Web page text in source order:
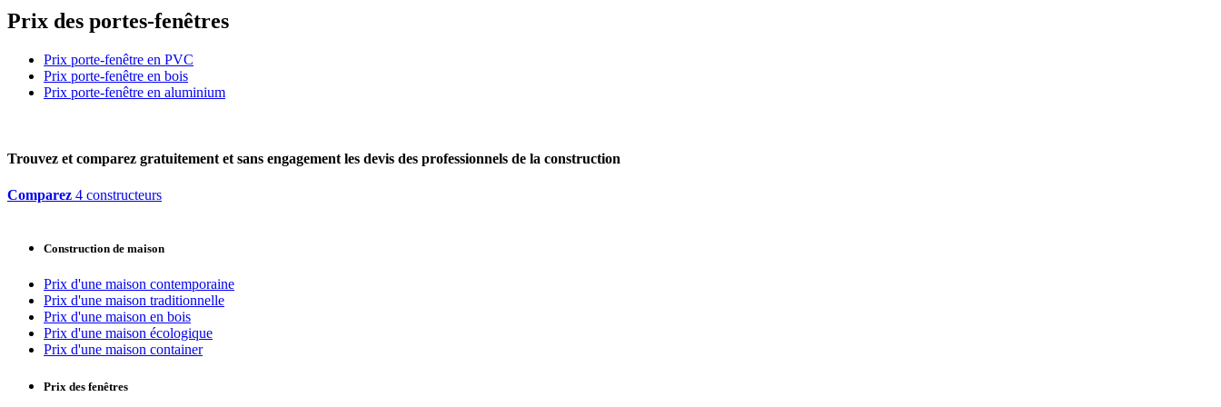
Prix des portes-fenêtres
Prix porte-fenêtre en PVC
Prix porte-fenêtre en bois
Prix porte-fenêtre en aluminium
Trouvez et comparez gratuitement et sans engagement les devis des professionnels de la construction
Comparez 4 constructeurs
Construction de maison
Prix d'une maison contemporaine
Prix d'une maison traditionnelle
Prix d'une maison en bois
Prix d'une maison écologique
Prix d'une maison container
Prix des fenêtres